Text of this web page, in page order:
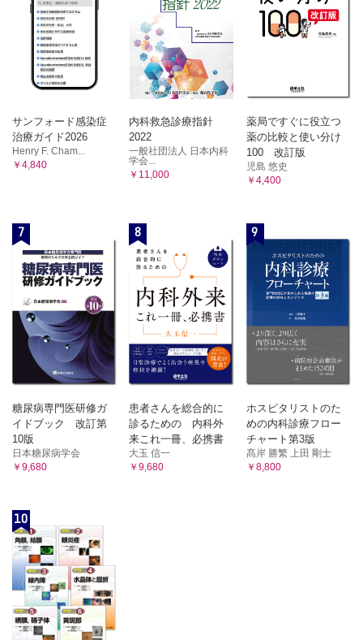
サンフォード感染症
治療ガイド2026
Henry F. Cham...
￥4,840
内科救急診療指針
2022
一般社団法人 日本内科
学会...
￥11,000
薬局ですぐに役立つ
薬の比較と使い分け
100 改訂版
児島 悠史
￥4,400
7
糖尿病専門医研修ガ
イドブック 改訂第
10版
日本糖尿病学会
￥9,680
8
患者さんを総合的に
診るための 内科外
来これ一冊、必携書
大玉 信一
￥9,680
9
ホスピタリストのた
めの内科診療フロー
チャート第3版
髙岸 勝繁 上田 剛士
￥8,800
10